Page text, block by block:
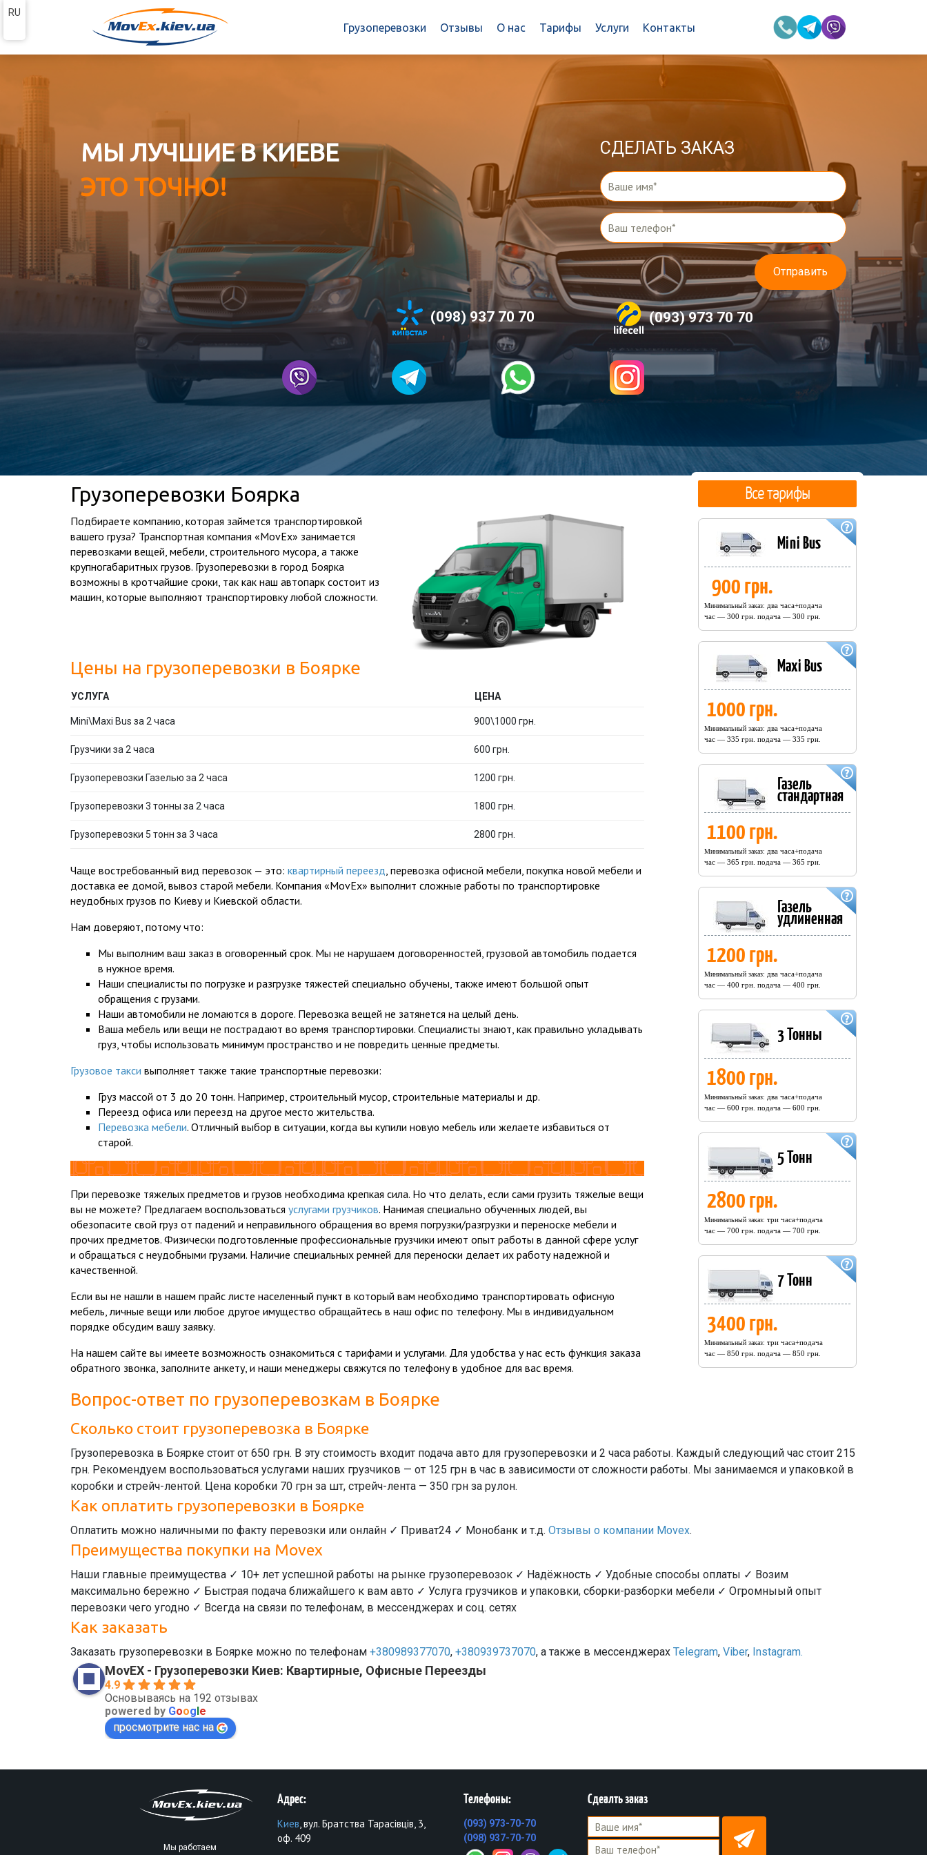
Грузоперевозки Отзывы О нас Тарифы Услуги Контакты
МЫ ЛУЧШИЕ В КИЕВЕ
ЭТО ТОЧНО!
СДЕЛАТЬ ЗАКАЗ
(098) 937 70 70 (093) 973 70 70
Грузоперевозки Боярка
Подбираете компанию, которая займется транспортировкой
вашего груза? Транспортная компания «MovEx» занимается
перевозками вещей, мебели, строительного мусора, а также
крупногабаритных грузов. Грузоперевозки в город Боярка
возможны в кротчайшие сроки, так как наш автопарк состоит из
машин, которые выполняют транспортировку любой сложности.
Цены на грузоперевозки в Боярке
УСЛУГА ЦЕНА
Mini\Maxi Bus за 2 часа 900\1000 грн.
Грузчики за 2 часа 600 грн.
Грузоперевозки Газелью за 2 часа 1200 грн.
Грузоперевозки 3 тонны за 2 часа 1800 грн.
Грузоперевозки 5 тонн за 3 часа 2800 грн.
Чаще востребованный вид перевозок — это: квартирный переезд, перевозка офисной мебели, покупка новой мебели и
доставка ее домой, вывоз старой мебели. Компания «MovEx» выполнит сложные работы по транспортировке
неудобных грузов по Киеву и Киевской области.
Нам доверяют, потому что:
Мы выполним ваш заказ в оговоренный срок. Мы не нарушаем договоренностей, грузовой автомобиль подается
в нужное время.
Наши специалисты по погрузке и разгрузке тяжестей специально обучены, также имеют большой опыт
обращения с грузами.
Наши автомобили не ломаются в дороге. Перевозка вещей не затянется на целый день.
Ваша мебель или вещи не пострадают во время транспортировки. Специалисты знают, как правильно укладывать
груз, чтобы использовать минимум пространство и не повредить ценные предметы.
Грузовое такси выполняет также такие транспортные перевозки:
Груз массой от 3 до 20 тонн. Например, строительный мусор, строительные материалы и др.
Переезд офиса или переезд на другое место жительства.
Перевозка мебели. Отличный выбор в ситуации, когда вы купили новую мебель или желаете избавиться от
старой.
При перевозке тяжелых предметов и грузов необходима крепкая сила. Но что делать, если сами грузить тяжелые вещи
вы не можете? Предлагаем воспользоваться услугами грузчиков. Нанимая специально обученных людей, вы
обезопасите свой груз от падений и неправильного обращения во время погрузки/разгрузки и переноске мебели и
прочих предметов. Физически подготовленные профессиональные грузчики имеют опыт работы в данной сфере услуг
и обращаться с неудобными грузами. Наличие специальных ремней для переноски делает их работу надежной и
качественной.
Если вы не нашли в нашем прайс листе населенный пункт в который вам необходимо транспортировать офисную
мебель, личные вещи или любое другое имущество обращайтесь в наш офис по телефону. Мы в индивидуальном
порядке обсудим вашу заявку.
На нашем сайте вы имеете возможность ознакомиться с тарифами и услугами. Для удобства у нас есть функция заказа
обратного звонка, заполните анкету, и наши менеджеры свяжутся по телефону в удобное для вас время.
Все тарифы
Mini Bus
900 грн.
Минимальный заказ: два часа+подача
час — 300 грн. подача — 300 грн.
Maxi Bus
1000 грн.
Минимальный заказ: два часа+подача
час — 335 грн. подача — 335 грн.
Газель
стандартная
1100 грн.
Минимальный заказ: два часа+подача
час — 365 грн. подача — 365 грн.
Газель
удлиненная
1200 грн.
Минимальный заказ: два часа+подача
час — 400 грн. подача — 400 грн.
3 Тонны
1800 грн.
Минимальный заказ: два часа+подача
час — 600 грн. подача — 600 грн.
5 Тонн
2800 грн.
Минимальный заказ: три часа+подача
час — 700 грн. подача — 700 грн.
7 Тонн
3400 грн.
Минимальный заказ: три часа+подача
час — 850 грн. подача — 850 грн.
Вопрос-ответ по грузоперевозкам в Боярке
Сколько стоит грузоперевозка в Боярке
Грузоперевозка в Боярке стоит от 650 грн. В эту стоимость входит подача авто для грузоперевозки и 2 часа работы. Каждый следующий час стоит 215
грн. Рекомендуем воспользоваться услугами наших грузчиков — от 125 грн в час в зависимости от сложности работы. Мы занимаемся и упаковкой в
коробки и стрейч-лентой. Цена коробки 70 грн за шт, стрейч-лента — 350 грн за рулон.
Как оплатить грузоперевозки в Боярке
Оплатить можно наличными по факту перевозки или онлайн ✓ Приват24 ✓ Монобанк и т.д. Отзывы о компании Movex.
Преимущества покупки на Movex
Наши главные преимущества ✓ 10+ лет успешной работы на рынке грузоперевозок ✓ Надёжность ✓ Удобные способы оплаты ✓ Возим
максимально бережно ✓ Быстрая подача ближайшего к вам авто ✓ Услуга грузчиков и упаковки, сборки-разборки мебели ✓ Огромныый опыт
перевозки чего угодно ✓ Всегда на связи по телефонам, в мессенджерах и соц. сетях
Как заказать
Заказать грузоперевозки в Боярке можно по телефонам +380989377070, +380939737070, а также в мессенджерах Telegram, Viber, Instagram.
MovEX - Грузоперевозки Киев: Квартирные, Офисные Переезды
4.9
Основываясь на 192 отзывах
powered by Google
просмотрите нас на
Мы работаем
Адрес:
Киев, вул. Братства Тарасівців, 3,
оф. 409
Телефоны:
(093) 973-70-70
(098) 937-70-70
Сдеалть заказ
RU